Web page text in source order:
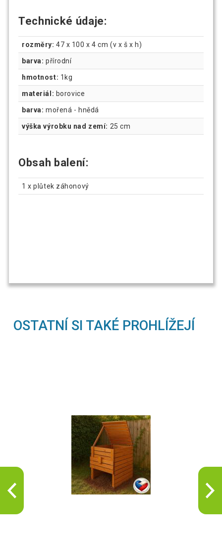
Technické údaje:
rozměry: 47 x 100 x 4 cm (v x š x h)
barva: přírodní
hmotnost: 1kg
materiál: borovice
barva: mořená - hnědá
výška výrobku nad zemí: 25 cm
Obsah balení:
1 x plůtek záhonový
OSTATNÍ SI TAKÉ PROHLÍŽEJÍ